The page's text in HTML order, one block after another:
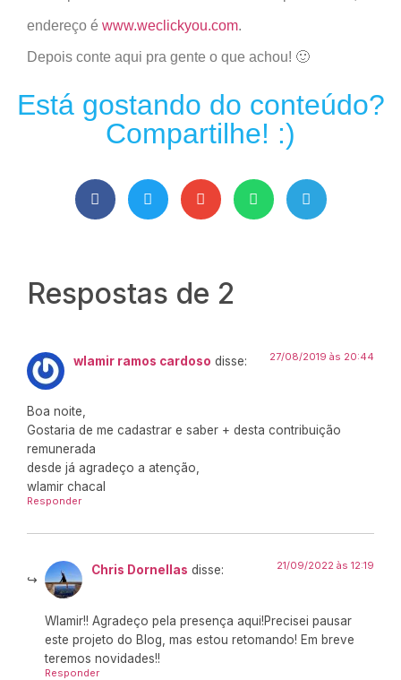
endereço é www.weclickyou.com.
Depois conte aqui pra gente o que achou! 🙂
Está gostando do conteúdo?
Compartilhe! :)
Respostas de 2
wlamir ramos cardoso disse: 27/08/2019 às 20:44
Boa noite,
Gostaria de me cadastrar e saber + desta contribuição
remunerada
desde já agradeço a atenção,
wlamir chacal
Responder
Chris Dornellas disse: 21/09/2022 às 12:19
Wlamir!! Agradeço pela presença aqui!Precisei pausar
este projeto do Blog, mas estou retomando! Em breve
teremos novidades!!
Responder